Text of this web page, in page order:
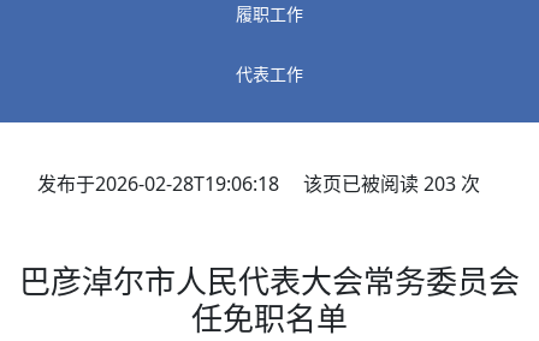
履职工作
代表工作
发布于2026-02-28T19:06:18 该页已被阅读203 次
巴彦淖尔市人民代表大会常务委员会
任免职名单